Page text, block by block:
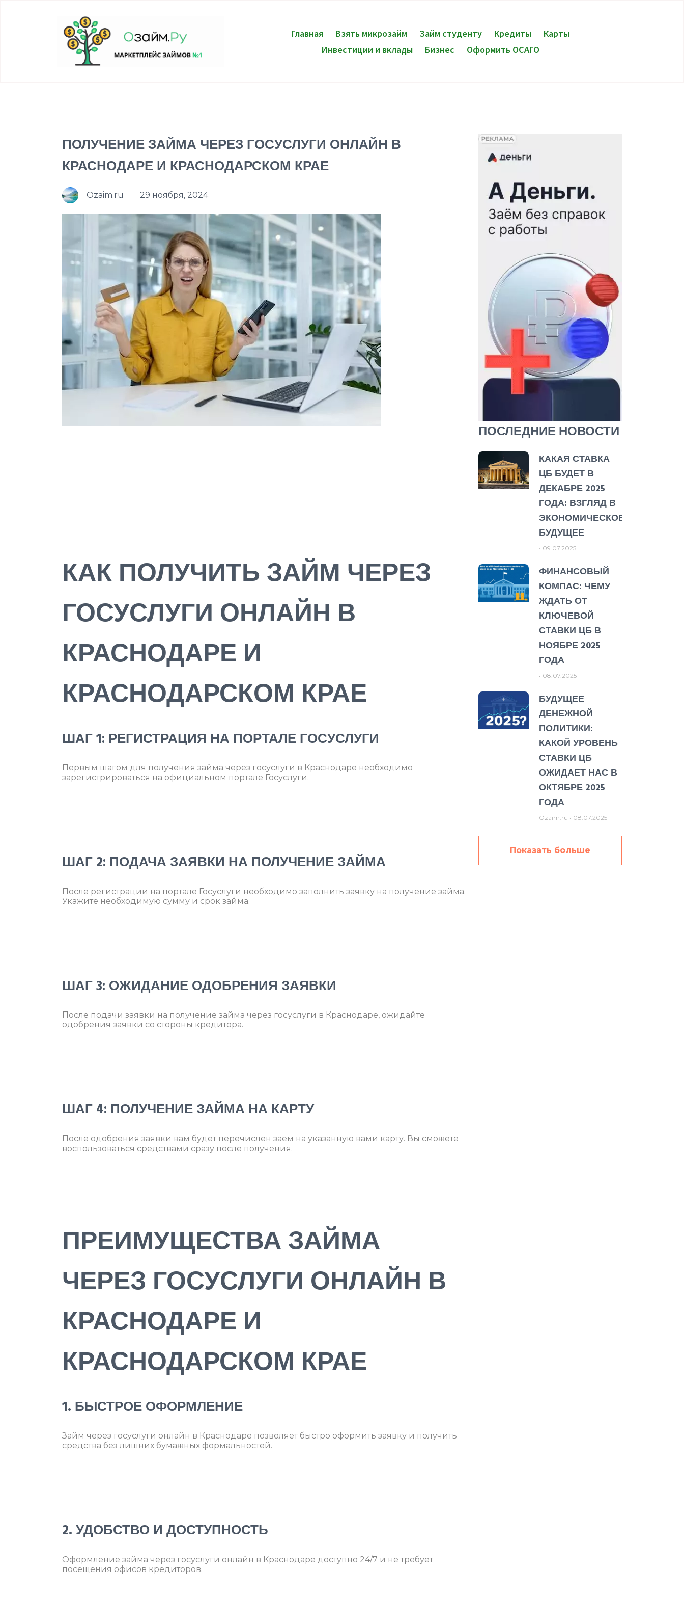
Главная Взять микрозайм Займ студенту Кредиты
Карты
Инвестиции и вклады
Бизнес Оформить ОСАГО
ПОЛУЧЕНИЕ ЗАЙМА ЧЕРЕЗ ГОСУСЛУГИ ОНЛАЙН В
КРАСНОДАРЕ И КРАСНОДАРСКОМ КРАЕ
Ozaim.ru 29 ноября, 2024
КАК ПОЛУЧИТЬ ЗАЙМ ЧЕРЕЗ
ГОСУСЛУГИ ОНЛАЙН В
КРАСНОДАРЕ И
КРАСНОДАРСКОМ КРАЕ
ШАГ 1: РЕГИСТРАЦИЯ НА ПОРТАЛЕ ГОСУСЛУГИ
Первым шагом для получения займа через госуслуги в Краснодаре необходимо
зарегистрироваться на официальном портале Госуслуги.
ШАГ 2: ПОДАЧА ЗАЯВКИ НА ПОЛУЧЕНИЕ ЗАЙМА
После регистрации на портале Госуслуги необходимо заполнить заявку на получение займа.
Укажите необходимую сумму и срок займа.
ШАГ 3: ОЖИДАНИЕ ОДОБРЕНИЯ ЗАЯВКИ
После подачи заявки на получение займа через госуслуги в Краснодаре, ожидайте
одобрения заявки со стороны кредитора.
ШАГ 4: ПОЛУЧЕНИЕ ЗАЙМА НА КАРТУ
После одобрения заявки вам будет перечислен заем на указанную вами карту. Вы сможете
воспользоваться средствами сразу после получения.
ПРЕИМУЩЕСТВА ЗАЙМА
ЧЕРЕЗ ГОСУСЛУГИ ОНЛАЙН В
КРАСНОДАРЕ И
КРАСНОДАРСКОМ КРАЕ
1. БЫСТРОЕ ОФОРМЛЕНИЕ
Займ через госуслуги онлайн в Краснодаре позволяет быстро оформить заявку и получить
средства без лишних бумажных формальностей.
2. УДОБСТВО И ДОСТУПНОСТЬ
Оформление займа через госуслуги онлайн в Краснодаре доступно 24/7 и не требует
посещения офисов кредиторов.
ПОСЛЕДНИЕ НОВОСТИ
КАКАЯ СТАВКА
ЦБ БУДЕТ В
ДЕКАБРЕ 2025
ГОДА: ВЗГЛЯД В
ЭКОНОМИЧЕСКОЕ
БУДУЩЕЕ
09.07.2025
ФИНАНСОВЫЙ
КОМПАС: ЧЕМУ
ЖДАТЬ ОТ
КЛЮЧЕВОЙ
СТАВКИ ЦБ В
НОЯБРЕ 2025
ГОДА
08.07.2025
БУДУЩЕЕ
ДЕНЕЖНОЙ
ПОЛИТИКИ:
КАКОЙ УРОВЕНЬ
СТАВКИ ЦБ
ОЖИДАЕТ НАС В
ОКТЯБРЕ 2025
ГОДА
Ozaim.ru 08.07.2025
Показать больше